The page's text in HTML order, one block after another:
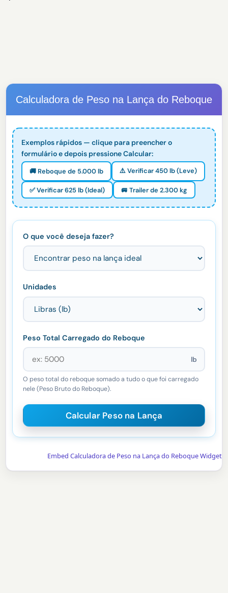
Calculadora de Peso na Lança do Reboque
Exemplos rápidos — clique para preencher o
formulário e depois pressione Calcular:
🚚 Reboque de 5.000 lb ⚠️ Verificar 450 lb (Leve)
✅ Verificar 625 lb (Ideal) 🚐 Trailer de 2.300 kg
O que você deseja fazer?
Unidades
Peso Total Carregado do Reboque
lb
O peso total do reboque somado a tudo o que foi carregado
nele (Peso Bruto do Reboque).
Embed Calculadora de Peso na Lança do Reboque Widget